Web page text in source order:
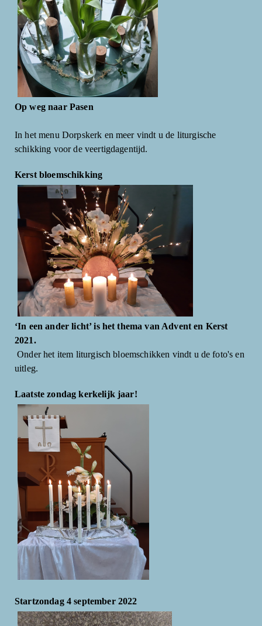
Op weg naar Pasen
In het menu Dorpskerk en meer vindt u de liturgische
schikking voor de veertigdagentijd.
Kerst bloemschikking
‘In een ander licht’ is het thema van Advent en Kerst
2021.
Onder het item liturgisch bloemschikken vindt u de foto's en
uitleg.
Laatste zondag kerkelijk jaar!
Startzondag 4 september 2022